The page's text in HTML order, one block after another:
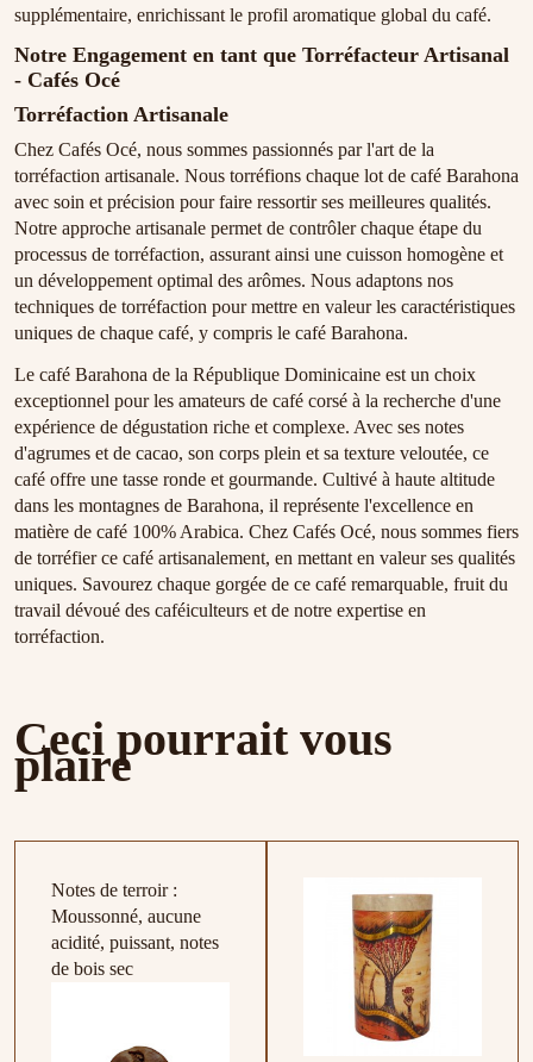
supplémentaire, enrichissant le profil aromatique global du café.
Notre Engagement en tant que Torréfacteur Artisanal
- Cafés Océ
Torréfaction Artisanale
Chez Cafés Océ, nous sommes passionnés par l'art de la
torréfaction artisanale. Nous torréfions chaque lot de café Barahona
avec soin et précision pour faire ressortir ses meilleures qualités.
Notre approche artisanale permet de contrôler chaque étape du
processus de torréfaction, assurant ainsi une cuisson homogène et
un développement optimal des arômes. Nous adaptons nos
techniques de torréfaction pour mettre en valeur les caractéristiques
uniques de chaque café, y compris le café Barahona.
Le café Barahona de la République Dominicaine est un choix
exceptionnel pour les amateurs de café corsé à la recherche d'une
expérience de dégustation riche et complexe. Avec ses notes
d'agrumes et de cacao, son corps plein et sa texture veloutée, ce
café offre une tasse ronde et gourmande. Cultivé à haute altitude
dans les montagnes de Barahona, il représente l'excellence en
matière de café 100% Arabica. Chez Cafés Océ, nous sommes fiers
de torréfier ce café artisanalement, en mettant en valeur ses qualités
uniques. Savourez chaque gorgée de ce café remarquable, fruit du
travail dévoué des caféiculteurs et de notre expertise en
torréfaction.
Ceci pourrait vous
plaire
Notes de terroir :
Moussonné, aucune
acidité, puissant, notes
de bois sec